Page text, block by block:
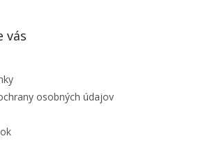
vás
osobných údajov